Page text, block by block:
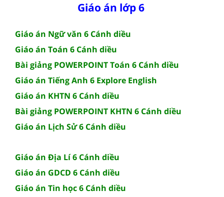
Giáo án lớp 6
Giáo án Ngữ văn 6 Cánh diều
Giáo án Toán 6 Cánh diều
Bài giảng POWERPOINT Toán 6 Cánh diều
Giáo án Tiếng Anh 6 Explore English
Giáo án KHTN 6 Cánh diều
Bài giảng POWERPOINT KHTN 6 Cánh diều
Giáo án Lịch Sử 6 Cánh diều
Giáo án Địa Lí 6 Cánh diều
Giáo án GDCD 6 Cánh diều
Giáo án Tin học 6 Cánh diều